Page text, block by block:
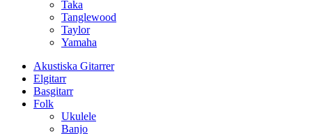
Taka
Tanglewood
Taylor
Yamaha
Akustiska Gitarrer
Elgitarr
Basgitarr
Folk
Ukulele
Banjo